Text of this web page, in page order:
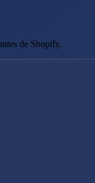
de Shopify.